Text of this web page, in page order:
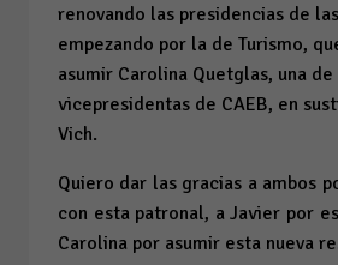
renovando las presidencias de
empezando por la de Turismo,
asumir Carolina Quetglas, una de
vicepresidentas de CAEB, en
Vich.
Quiero dar las gracias a ambos
con esta patronal, a Javier por
Carolina por asumir esta nueva